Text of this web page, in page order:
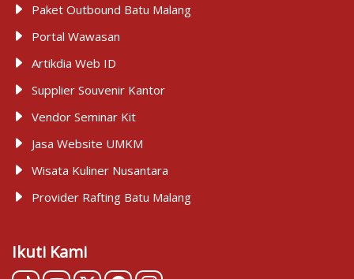
Paket Outbound Batu Malang
Portal Wawasan
Artikdia Web ID
Supplier Souvenir Kantor
Vendor Seminar Kit
Jasa Website UMKM
Wisata Kuliner Nusantara
Provider Rafting Batu Malang
Ikuti Kami